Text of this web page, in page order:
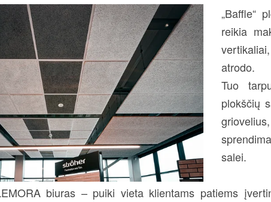
„Baffle“
reikia
atrodo.
Tuo
plokščių
salei.
biuras – puiki vieta klientams patiems